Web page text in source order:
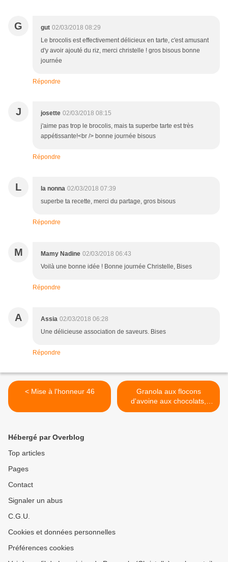
G gut 02/03/2018 08:29
Le brocolis est effectivement délicieux en tarte, c'est amusant
d'y avoir ajouté du riz, merci christelle ! gros bisous bonne
journée
Répondre
J josette 02/03/2018 08:15
j'aime pas trop le brocolis, mais ta superbe tarte est très
appétissante!<br /> bonne journée bisous
Répondre
L la nonna 02/03/2018 07:39
superbe ta recette, merci du partage, gros bisous
Répondre
M Mamy Nadine 02/03/2018 06:43
Voilà une bonne idée ! Bonne journée Christelle, Bises
Répondre
A Assia 02/03/2018 06:28
Une délicieuse association de saveurs. Bises
Répondre
< Mise à l'honneur 46
Granola aux flocons
d'avoine aux chocolats,
graines et raisins sec (sans
Hébergé par Overblog
Top articles
Pages
Contact
Signaler un abus
C.G.U.
Cookies et données personnelles
Préférences cookies